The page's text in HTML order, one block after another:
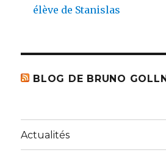
élève de Stanislas
BLOG DE BRUNO
Actualités